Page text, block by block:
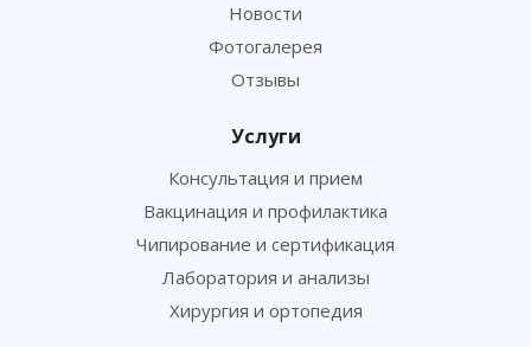
Новости
Фотогалерея
Отзывы
Услуги
Консультация и прием
Вакцинация и профилактика
Чипирование и сертификация
Лаборатория и анализы
Хирургия и ортопедия